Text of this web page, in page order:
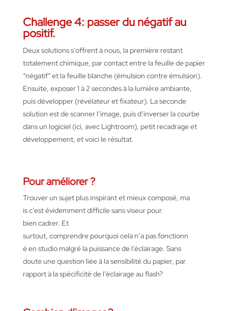
Challenge 4: passer du négatif au
positif.
Deux solutions s’offrent à nous, la première restant
totalement chimique, par contact entre la feuille de papier
“négatif” et la feuille blanche (émulsion contre émulsion).
Ensuite, exposer 1 à 2 secondes à la lumière ambiante,
puis développer (révélateur et fixateur). La seconde
solution est de scanner l’image, puis d’inverser la courbe
dans un logiciel (ici, avec Lightroom), petit recadrage et
développement, et voici le résultat.
Pour améliorer ?
Trouverun sujet plus inspirantet mieuxcomposé, ma
isc’estévidemmentdifficile sansviseur pour
bien cadrer. Et
surtout, comprendre pourquoi cela n’a pasfonctionn
éen studio malgré la puissance de l’éclairage. Sans
douteunequestion liéeà lasensibilitédu papier, par
rapport à laspécificitéde l’éclairageau flash?